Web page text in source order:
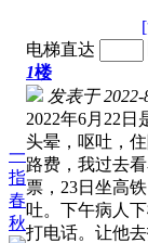
一
指
春
秋
电梯直达
1楼
发表于 2022-
2022年6月22
头晕，呕吐，
路费，我过去
票，23日坐高
吐。下午病人
打电话。让他